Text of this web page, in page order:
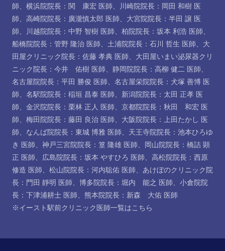
師、 横浜院院長：関 康宏 医師、
川崎院院長：岡田 和樹 医
師、 高崎院院長：廣瀧慎太郎 医師、 大宮院院長：半田 譲 医
師、 川越院院長：中野 智樹 医師、 柏院院長：坂本 利浩 医師、
船橋院院長：管野 隆治 医師、 土浦院院長：石川 哲生 医師、 大
田屋クリニック院長：佐藤 孝典 医師、 大田屋いまい泌尿器クリ
ニック院長：今井 佑樹 医師、 静岡院院長：高柳 健二 医師、
名古屋院院長：平田 勝俊 医師、 名古屋栄院院長：犬塚 善博 医
師、 名駅院院長：稲垣 昌泰 医師、 新潟院院長：太田 正孝 医
師、 金沢院院長：栗林 正人 医師、 京都院院長：秋田 和宏 医
師、 梅田院院長：藤田 良治 医師、 大阪院院長：上田たかし 医
師、 なんば院院長：東城 博雅 医師、 天王寺院院長：池本ひろゆ
き 医師、 神戸三宮院院長：篁 隆雄 医師、
岡山院院長：橋詰 顕
正 医師、 広島院院長：坂本 やすひろ 医師、 高松院院長：西原
修造 医師、 松山院院長：河内聡佑 医師、 あけぼのクリニック院
長：門田 靜明 医師、 博多院院長：堀内 能之 医師、 小倉院院
長：下津浦耕士 医師、 熊本院院長：新森 大佑 医師
※イースト駅前クリニック医師一覧はこちら